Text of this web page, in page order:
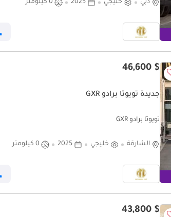
دبي خليجي 2025 0 كيلومتر
$ 46,600
جديدة تويوتا برادو GXR
تويوتا برادو GXR
الشارقة خليجي 2025 0 كيلومتر
$ 43,800